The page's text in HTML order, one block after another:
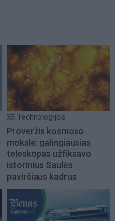
Technologijos
Proveržis kosmoso
moksle: galingiausias
teleskopas užfiksavo
istorinius Saulės
paviršiaus kadrus